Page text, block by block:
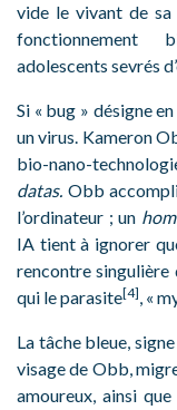
vide le vivant de
fonctionnement
adolescents sevrés
Si « bug » désigne
un virus. Kameron
bio-nano-
datas. Obb
l’ordinateur ; un
IA tient à ignorer
rencontre singulière
qui le parasite[4], «
La tâche bleue,
visage de Obb,
amoureux, ainsi